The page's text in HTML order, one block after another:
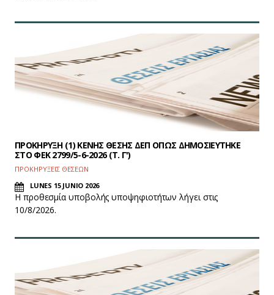
ΠΡΟΚΗΡΥΞΗ (1) ΚΕΝΗΣ ΘΕΣΗΣ ΔΕΠ ΟΠΩΣ ΔΗΜΟΣΙΕΥΤΗΚΕ
ΣΤΟ ΦEK 2799/5-6-2026 (Τ. Γ')
ΠΡΟΚΗΡΥΞΕΙΣ ΘΕΣΕΩΝ
LUNES 15 JUNIO 2026
Η προθεσμία υποβολής υποψηφιοτήτων λήγει στις
10/8/2026.